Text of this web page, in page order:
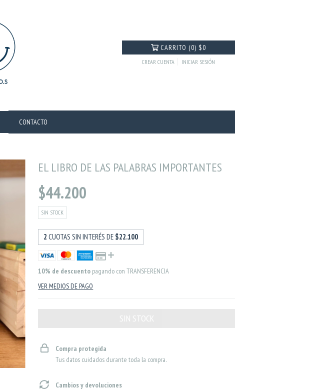
CARRITO (0) $0
CREAR CUENTA INICIAR SESIÓN
CONTACTO
EL LIBRO DE LAS PALABRAS IMPORTANTES
$44.200
SIN STOCK
2 CUOTAS SIN INTERÉS DE $22.100
10% de descuento pagando con TRANSFERENCIA
VER MEDIOS DE PAGO
Compra protegida
Tus datos cuidados durante toda la compra.
Cambios y devoluciones